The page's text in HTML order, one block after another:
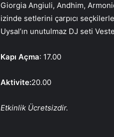
Giorgia Angiuli, Andhim,
izinde setlerini çarpıcı
Uysal’ın unutulmaz DJ seti
Kapı Açma: 17.00
Aktivite:20.00
Etkinlik Ücretsizdir.